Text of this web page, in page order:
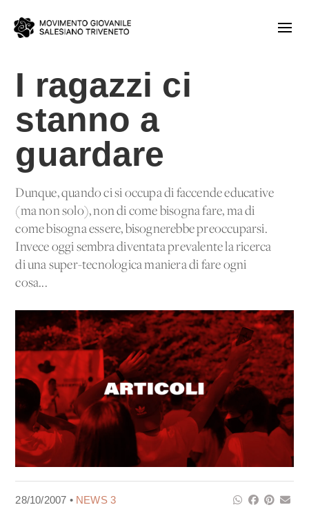
I ragazzi ci
stanno a
guardare
Dunque, quando ci si occupa di faccende educative
(ma non solo), non di come bisogna fare, ma di
come bisogna essere, bisognerebbe preoccuparsi.
Invece oggi sembra diventata prevalente la ricerca
di una super-tecnologica maniera di fare ogni
cosa...
28/10/2007 • NEWS 3